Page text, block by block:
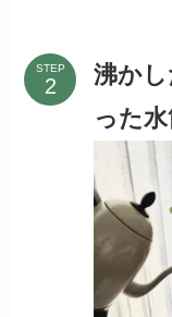
STEP
沸か
った